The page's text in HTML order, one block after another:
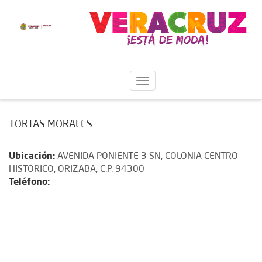
TORTAS MORALES
Ubicación: AVENIDA PONIENTE 3 SN, COLONIA CENTRO
HISTORICO, ORIZABA, C.P. 94300
Teléfono: